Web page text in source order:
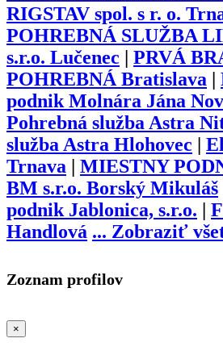
RIGSTAV spol. s r. o.
POHREBNÁ SLUŽBA
s.r.o. Lučenec
PRVÁ
POHREBNÁ Bratislava
podnik Molnára Jána
Pohrebná služba Astra
služba Astra Hlohovec
Trnava
MIESTNY
BM s.r.o. Borský Mikuláš
podnik Jablonica, s.r.o.
Handlová ... Zobraziť
Zoznam profilov
×